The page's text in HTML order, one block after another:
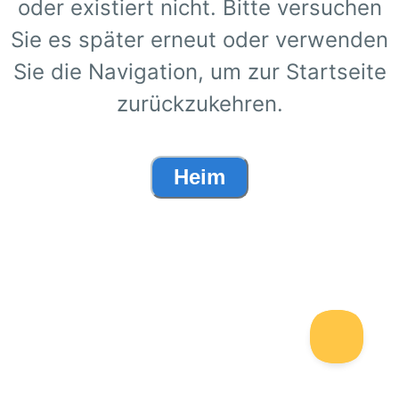
oder existiert nicht. Bitte versuchen
Sie es später erneut oder verwenden
Sie die Navigation, um zur Startseite
zurückzukehren.
Heim